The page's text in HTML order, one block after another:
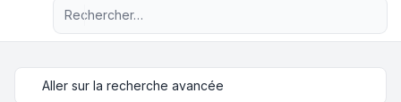
Recherche avancée
Aller sur la recherche avancée